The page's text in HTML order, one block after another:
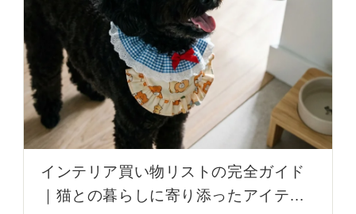
インテリア買い物リストの完全ガイド
｜猫との暮らしに寄り添ったアイテム